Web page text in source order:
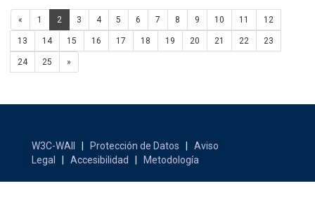
« 1 2 3 4 5 6 7 8 9 10 11 12
13 14 15 16 17 18 19 20 21 22 23
24 25 »
W3C-WAII Protección de Datos
Aviso
Legal
Accesibilidad Metodología